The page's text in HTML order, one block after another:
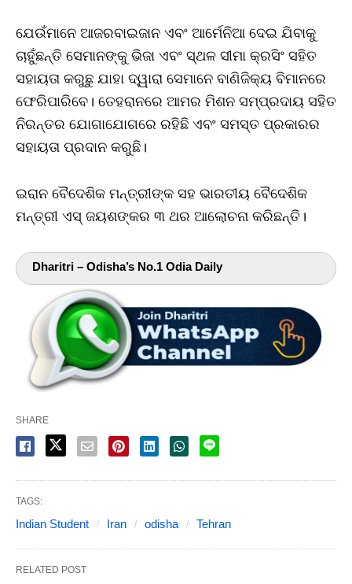
ଯେଉଁମାନେ ଆଜରବାଇଜାନ ଏବଂ ଆର୍ମେନିଆ ଦେଇ ଯିବାକୁ
ଚାହୁଁଛନ୍ତି ସେମାନଙ୍କୁ ଭିଜା ଏବଂ ସ୍ଥଳ ସୀମା କ୍ରସିଂ ସହିତ
ସହାୟତା କରୁଛୁ ଯାହା ଦ୍ୱାରା ସେମାନେ ବାଣିଜିକ୍ୟ ବିମାନରେ
ଫେରିପାରିବେ। ତେହରାନରେ ଆମର ମିଶନ ସମ୍ପ୍ରଦାୟ ସହିତ
ନିରନ୍ତର ଯୋଗାଯୋଗରେ ରହିଛି ଏବଂ ସମସ୍ତ ପ୍ରକାରର
ସହାୟତା ପ୍ରଦାନ କରୁଛି।
ଇରାନ ବୈଦେଶିକ ମନ୍ତ୍ରୀଙ୍କ ସହ ଭାରତୀୟ ବୈଦେଶିକ
ମନ୍ତ୍ରୀ ଏସ୍‌ ଜୟଶଙ୍କର ୩ ଥର ଆଲୋଚନା କରିଛନ୍ତି।
Dharitri – Odisha’s No.1 Odia Daily
SHARE
TAGS:
Indian Student Iran odisha Tehran
RELATED POST